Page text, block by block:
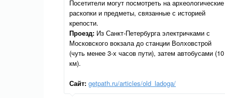
Посетители могут посмотреть на археологические
раскопки и предметы, связанные с историей
крепости.
Проезд: Из Санкт-Петербурга электричками с
Московского вокзала до станции Волховстрой
(чуть менее 3-х часов пути), затем автобусами (10
км).
Сайт: getpath.ru/articles/old_ladoga/